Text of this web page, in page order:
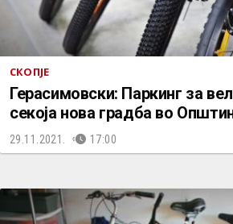
СКОПЈЕ
Герасимовски: Паркинг за
секоја нова градба во
29.11.2021. 17:00